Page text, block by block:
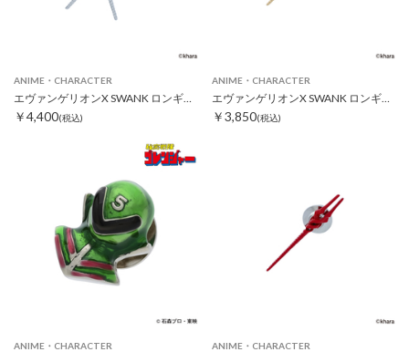
ANIME・CHARACTER
￥4,400(税込)
ANIME・CHARACTER
エヴァンゲリオンX SWANK ロンギヌスの槍ピンズ ゴールド
￥3,850(税込)
ANIME・CHARACTER ANIME・CHARACTER